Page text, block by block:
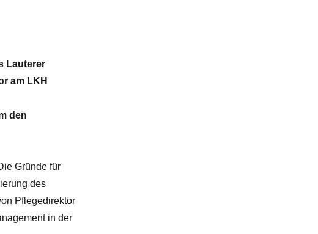
Lauterer
am LKH
den
Gründe für
des
Pflegedirektor
in der